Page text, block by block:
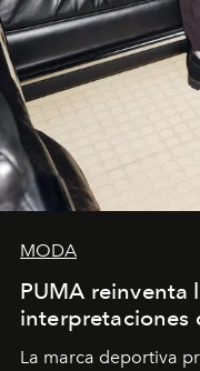
MODA
PUMA reinventa
interpretaciones
La marca deportiva